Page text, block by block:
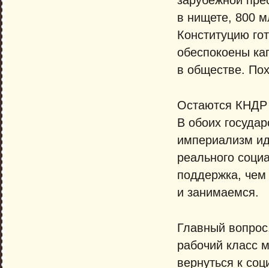
в нищете, 800
Конституцию
обеспокоены
в обществе.
Остаются КНДР
В обоих
империализм
реального
поддержка, чем
и занимаемся.
Главный
рабочий класс
вернуться к